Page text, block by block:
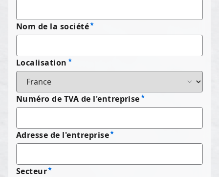
Nom de la société
Localisation
Numéro de TVA de l'entreprise
Adresse de l'entreprise
Secteur